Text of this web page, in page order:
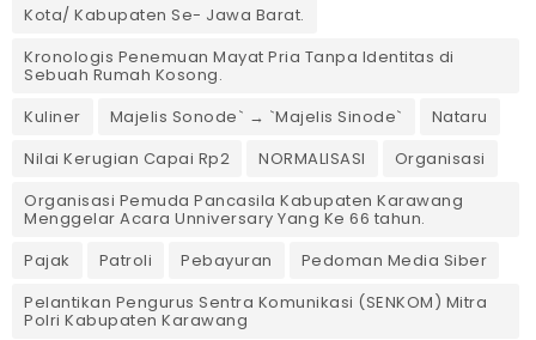
Kota/ Kabupaten Se- Jawa Barat.
Kronologis Penemuan Mayat Pria Tanpa Identitas di
Sebuah Rumah Kosong.
Kuliner
Majelis Sonode` → `Majelis Sinode`
Nataru
Nilai Kerugian Capai Rp2
NORMALISASI
Organisasi
Organisasi Pemuda Pancasila Kabupaten Karawang
Menggelar Acara Unniversary Yang Ke 66 tahun.
Pajak
Patroli Pebayuran
Pedoman Media Siber
Pelantikan Pengurus Sentra Komunikasi (SENKOM) Mitra
Polri Kabupaten Karawang